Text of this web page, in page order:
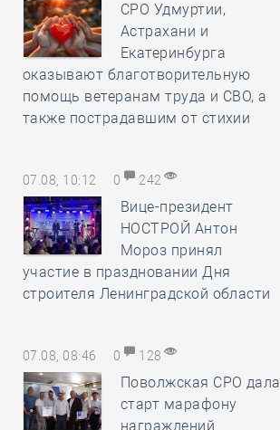
СРО Удмуртии,
Астрахани и
Екатеринбурга
оказывают благотворительную
помощь ветеранам труда и СВО, а
также пострадавшим от стихии
07.08, 10:12 0 242
Вице-президент
НОСТРОЙ Антон
Мороз принял
участие в праздновании Дня
строителя Ленинградской области
07.08, 08:46 0 128
Поволжская СРО дала
старт марафону
награждений